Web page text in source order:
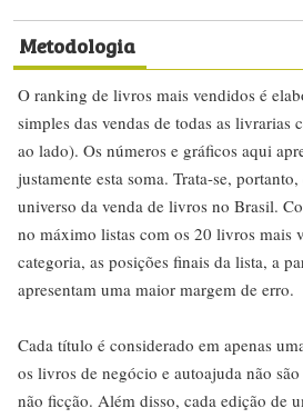
Metodologia
O ranking de livros mais vendidos é
simples das vendas de todas as livrarias
ao lado). Os números e gráficos aqui
justamente esta soma. Trata-se,
universo da venda de livros no Brasil.
no máximo listas com os 20 livros mais
categoria, as posições finais da lista, a
apresentam uma maior margem de erro.
Cada título é considerado em apenas
os livros de negócio e autoajuda não
não ficção. Além disso, cada edição de